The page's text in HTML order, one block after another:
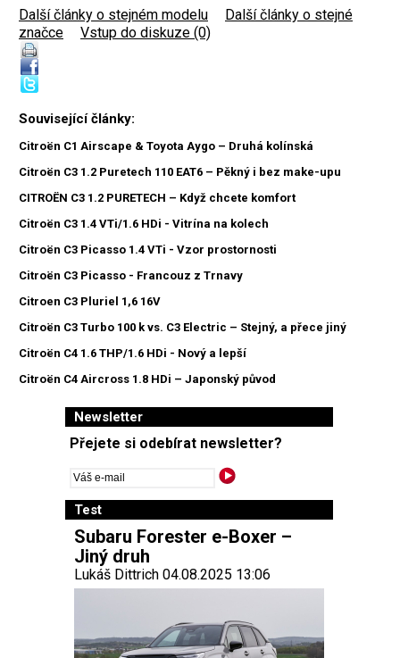
Další články o stejném modelu
Další články o stejné
značce
Vstup do diskuze (0)
Související články:
Citroën C1 Airscape & Toyota Aygo – Druhá kolínská
Citroën C3 1.2 Puretech 110 EAT6 – Pěkný i bez make-upu
CITROËN C3 1.2 PURETECH – Když chcete komfort
Citroën C3 1.4 VTi/1.6 HDi - Vitrína na kolech
Citroën C3 Picasso 1.4 VTi - Vzor prostornosti
Citroën C3 Picasso - Francouz z Trnavy
Citroen C3 Pluriel 1,6 16V
Citroën C3 Turbo 100 k vs. C3 Electric – Stejný, a přece jiný
Citroën C4 1.6 THP/1.6 HDi - Nový a lepší
Citroën C4 Aircross 1.8 HDi – Japonský původ
Newsletter
Přejete si odebírat newsletter?
Test
Subaru Forester e-Boxer –
Jiný druh
Lukáš Dittrich 04.08.2025 13:06